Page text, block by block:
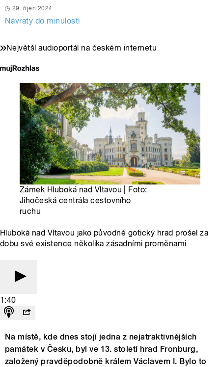
29. říjen 2024
Návraty do minulosti
Největší audioportál na českém internetu
Zámek Hluboká nad Vltavou | Foto:
Jihočeská centrála cestovního
ruchu
Hluboká nad Vltavou jako původně gotický hrad prošel za
dobu své existence několika zásadními proměnami
1:40
Na místě, kde dnes stojí jedna z nejatraktivnějších
památek v Česku, byl ve 13. století hrad Fronburg,
založený pravděpodobně králem Václavem I. Bylo to